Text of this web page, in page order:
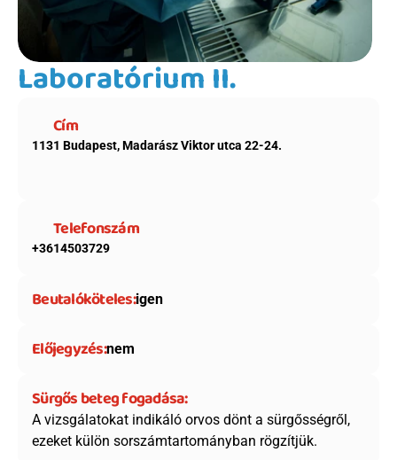
Laboratórium II.
Cím
1131 Budapest, Madarász Viktor utca 22-24.
Telefonszám
+3614503729
Beutalóköteles:igen
Előjegyzés:nem
Sürgős beteg fogadása:
A vizsgálatokat indikáló orvos dönt a sürgősségről,
ezeket külön sorszámtartományban rögzítjük.